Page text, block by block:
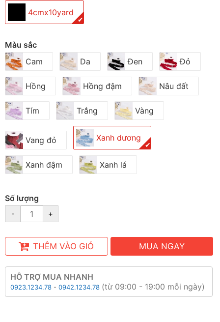
4cmx10yard
✔
Màu sắc
Cam
Da Đen Đỏ
Hồng Hồng đậm Nâu đất
Tím Trắng Vàng
Vang đỏ Xanh dương
✔
Xanh đậm Xanh lá
Số lượng
- +
THÊM VÀO GIỎ MUA NGAY
HỖ TRỢ MUA NHANH
0923.1234.78 - 0942.1234.78 (từ 09:00 - 19:00 mỗi ngày)